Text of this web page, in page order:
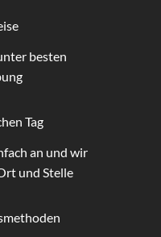
besten
Tag
an und wir
und Stelle